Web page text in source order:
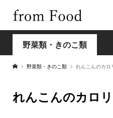
野菜類・きのこ類
野菜類・きのこ類 れんこんのカロ
れんこんのカロ